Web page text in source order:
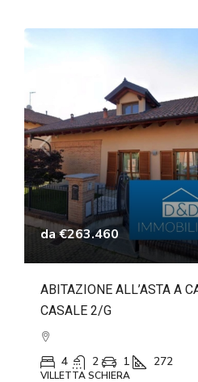
da€263.460
ABITAZIONE ALL’ASTA A
CASALE 2/G
4 2 1 272
VILLETTA SCHIERA